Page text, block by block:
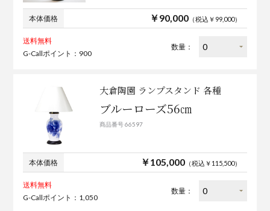
本体価格 ￥90,000（税込￥99,000）
送料無料
G-Callポイント：900
数量：
大倉陶園 ランプスタンド 各種
ブルーローズ56㎝
商品番号 66597
本体価格 ￥105,000（税込￥115,500）
送料無料
G-Callポイント：1,050
数量：